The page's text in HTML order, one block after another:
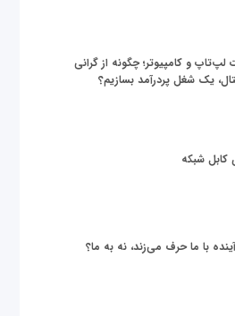
و کامپیوتر؛ چگونه از گرانی
یک شغل پردرآمد بسازیم؟
کابل شبکه
با ما حرف می‌زند، نه به ما؟